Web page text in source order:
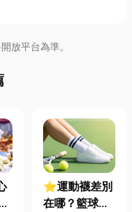
放平台為準。
⭐運動襪差別
在哪？籃球、